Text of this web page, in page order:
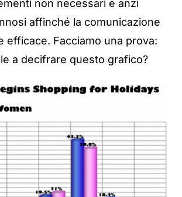
non necessari e anzi
affinché la comunicazione
efficace. Facciamo una prova:
a decifrare questo grafico?